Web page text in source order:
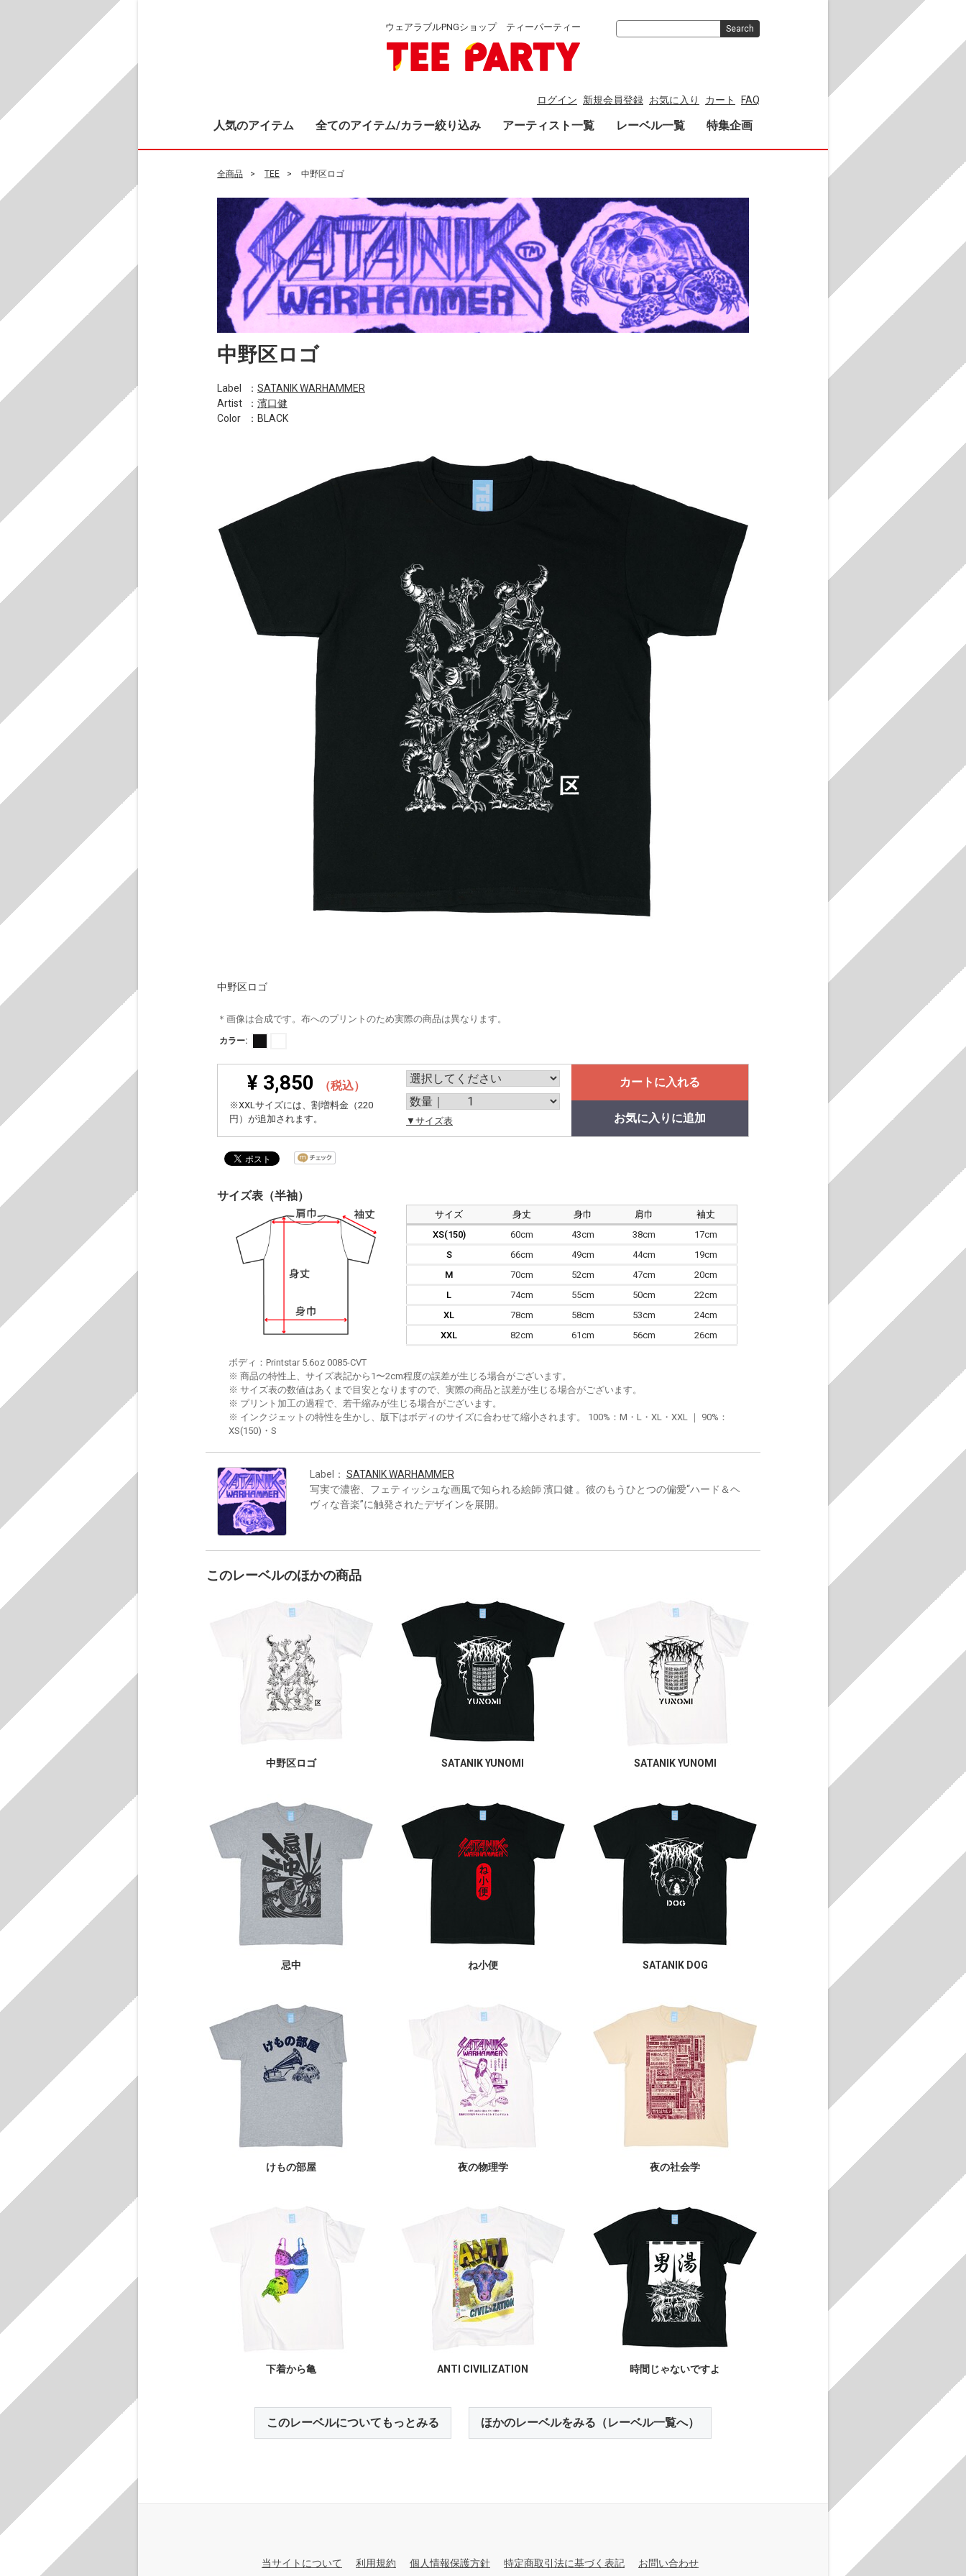
ウェアラブルPNGショップ ティーパーティー
ログイン 新規会員登録 お気に入り カート FAQ
人気のアイテム 全てのアイテム/カラー絞り込み アーティスト一覧 レーベル一覧 特集企画
Search
全商品 TEE 中野区ロゴ
中野区ロゴ
Label ： SATANIK WARHAMMER
Artist
： 濱口健
Color
：BLACK
中野区ロゴ
＊画像は合成です。布へのプリントのため実際の商品は異なります。
カラー:
¥ 3,850 （税込）
※XXLサイズには、割増料金（220
円）が追加されます。
▼サイズ表
カートに入れる
お気に入りに追加
サイズ表（半袖）
サイズ 身丈 身巾 肩巾
袖丈
XS(150)
60cm 43cm 38cm
17cm
S
66cm 49cm 44cm
19cm
M
70cm 52cm 47cm
20cm
L
74cm 55cm 50cm
22cm
XL
78cm 58cm 53cm
24cm
XXL
82cm 61cm 56cm 26cm
ボディ：Printstar 5.6oz 0085-CVT
※ 商品の特性上、サイズ表記から1〜2cm程度の誤差が生じる場合がございます。
※ サイズ表の数値はあくまで目安となりますので、実際の商品と誤差が生じる場合がございます。
※ プリント加工の過程で、若干縮みが生じる場合がございます。
※ インクジェットの特性を生かし、版下はボディのサイズに合わせて縮小されます。 100%：M・L・XL・XXL ｜ 90%：
XS(150)・S
Label： SATANIK WARHAMMER
写実で濃密、フェティッシュな画風で知られる絵師 濱口健 。彼のもうひとつの偏愛“ハード＆ヘ
ヴィな音楽”に触発されたデザインを展開。
このレーベルのほかの商品
中野区ロゴ SATANIK YUNOMI SATANIK YUNOMI
忌中 ね小便 SATANIK DOG
けもの部屋 夜の物理学 夜の社会学
下着から亀 ANTI CIVILIZATION 時間じゃないですよ
このレーベルについてもっとみる ほかのレーベルをみる（レーベル一覧へ）
当サイトについて 利用規約 個人情報保護方針 特定商取引法に基づく表記 お問い合わせ